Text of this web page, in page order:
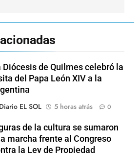
Diócesis de Quilmes celebró la
del Papa León XIV a la
Diario EL SOL
5 horas atrás 0
de la cultura se sumaron
marcha frente al Congreso
la Ley de Propiedad